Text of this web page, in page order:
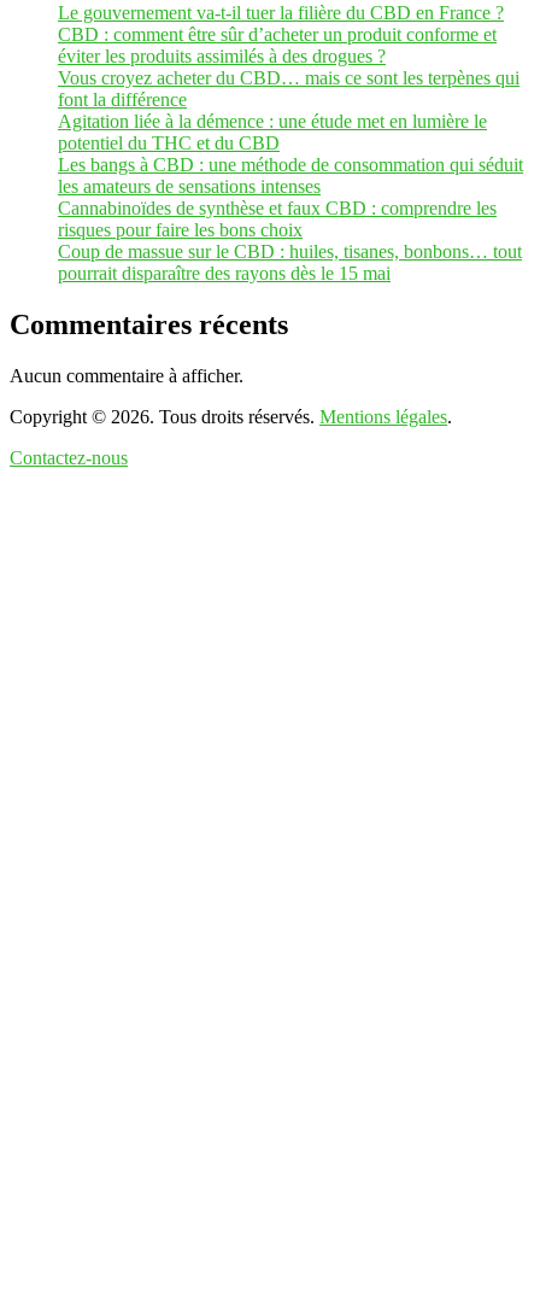
Le gouvernement va-t-il tuer la filière du CBD en France ?
CBD : comment être sûr d’acheter un produit conforme et
éviter les produits assimilés à des drogues ?
Vous croyez acheter du CBD… mais ce sont les terpènes qui
font la différence
Agitation liée à la démence : une étude met en lumière le
potentiel du THC et du CBD
Les bangs à CBD : une méthode de consommation qui séduit
les amateurs de sensations intenses
Cannabinoïdes de synthèse et faux CBD : comprendre les
risques pour faire les bons choix
Coup de massue sur le CBD : huiles, tisanes, bonbons… tout
pourrait disparaître des rayons dès le 15 mai
Commentaires récents
Aucun commentaire à afficher.
Copyright © 2026. Tous droits réservés. Mentions légales.
Contactez-nous